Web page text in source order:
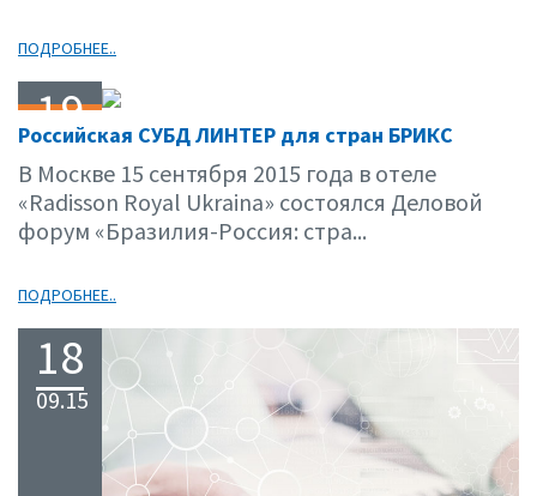
ПОДРОБНЕЕ..
19
09.15
Российская СУБД ЛИНТЕР для стран БРИКС
В Москве 15 сентября 2015 года в отеле
«Radisson Royal Ukraina» состоялся Деловой
форум «Бразилия-Россия: стра...
ПОДРОБНЕЕ..
18
09.15